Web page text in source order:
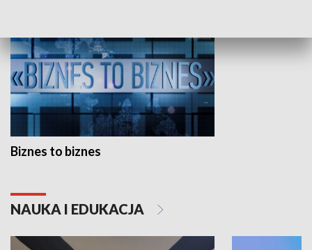
Biznes to biznes
NAUKA I EDUKACJA